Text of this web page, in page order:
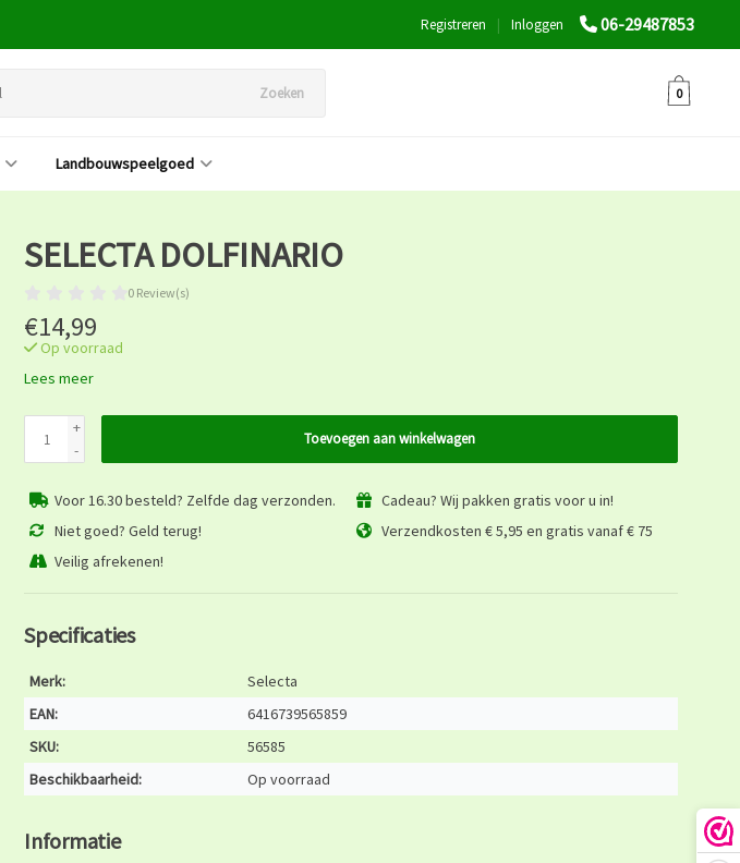
06-29487853
Inloggen
|
Registreren
Zoeken 0
Landbouwspeelgoed
SELECTA DOLFINARIO
0 Review(s)
€14,99
Op voorraad
Lees meer
+
-
Toevoegen aan winkelwagen
Voor 16.30 besteld? Zelfde dag verzonden.
Cadeau? Wij pakken gratis voor u in!
Niet goed? Geld terug!
Verzendkosten € 5,95 en gratis vanaf € 75
Veilig afrekenen!
Specificaties
Merk:
Selecta
EAN:
6416739565859
SKU:
56585
Beschikbaarheid:
Op voorraad
Informatie